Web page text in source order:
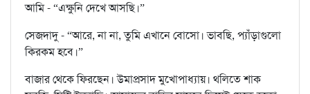
আমি - “এক্ষুনি দেখে আসছি।”
সেজদাদু - “আরে, না না, তুমি এখানে বোসো। ভাবছি, প্যাঁড়াগুলো
কিরকম হবে।”
বাজার থেকে ফিরছেন। উমাপ্রসাদ মুখোপাধ্যায়। থলিতে শাক